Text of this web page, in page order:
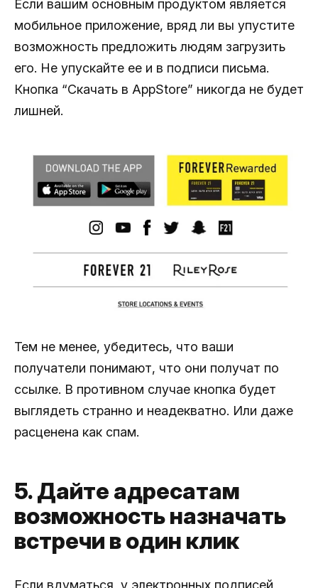
Если вашим основным продуктом является
мобильное приложение, вряд ли вы упустите
возможность предложить людям загрузить
его. Не упускайте ее и в подписи письма.
Кнопка “Скачать в AppStore” никогда не будет
лишней.
Тем не менее, убедитесь, что ваши
получатели понимают, что они получат по
ссылке. В противном случае кнопка будет
выглядеть странно и неадекватно. Или даже
расценена как спам.
5. Дайте адресатам
возможность назначать
встречи в один клик
Если вдуматься, у электронных подписей